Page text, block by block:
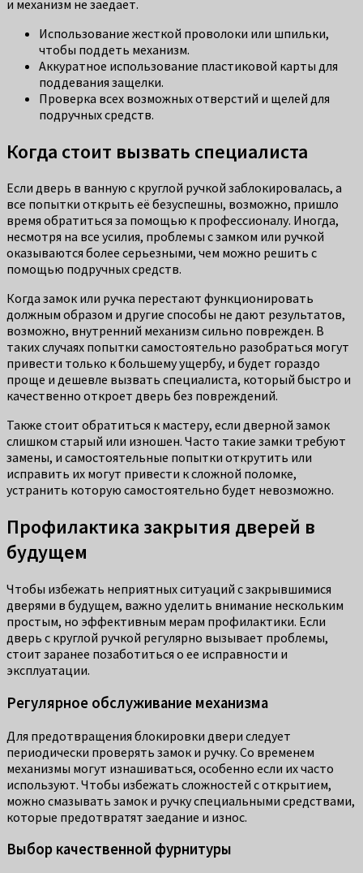
и механизм не заедает.
Использование жесткой проволоки или шпильки,
чтобы поддеть механизм.
Аккуратное использование пластиковой карты для
поддевания защелки.
Проверка всех возможных отверстий и щелей для
подручных средств.
Когда стоит вызвать специалиста
Если дверь в ванную с круглой ручкой заблокировалась, а
все попытки открыть её безуспешны, возможно, пришло
время обратиться за помощью к профессионалу. Иногда,
несмотря на все усилия, проблемы с замком или ручкой
оказываются более серьезными, чем можно решить с
помощью подручных средств.
Когда замок или ручка перестают функционировать
должным образом и другие способы не дают результатов,
возможно, внутренний механизм сильно поврежден. В
таких случаях попытки самостоятельно разобраться могут
привести только к большему ущербу, и будет гораздо
проще и дешевле вызвать специалиста, который быстро и
качественно откроет дверь без повреждений.
Также стоит обратиться к мастеру, если дверной замок
слишком старый или изношен. Часто такие замки требуют
замены, и самостоятельные попытки открутить или
исправить их могут привести к сложной поломке,
устранить которую самостоятельно будет невозможно.
Профилактика закрытия дверей в
будущем
Чтобы избежать неприятных ситуаций с закрывшимися
дверями в будущем, важно уделить внимание нескольким
простым, но эффективным мерам профилактики. Если
дверь с круглой ручкой регулярно вызывает проблемы,
стоит заранее позаботиться о ее исправности и
эксплуатации.
Регулярное обслуживание механизма
Для предотвращения блокировки двери следует
периодически проверять замок и ручку. Со временем
механизмы могут изнашиваться, особенно если их часто
используют. Чтобы избежать сложностей с открытием,
можно смазывать замок и ручку специальными средствами,
которые предотвратят заедание и износ.
Выбор качественной фурнитуры